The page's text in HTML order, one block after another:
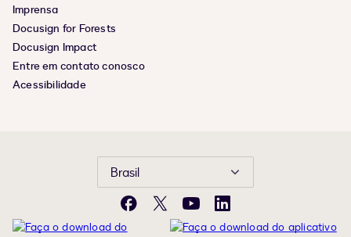
Imprensa
Docusign for Forests
Docusign Impact
Entre em contato conosco
Acessibilidade
Brasil
Facebook
X YouTubeLinkedIn